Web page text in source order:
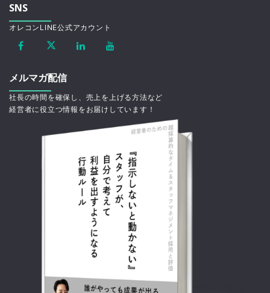
SNS
オレコンLINE公式アカウント
メルマガ配信
社長の時間を確保し、売上を上げる方法など
経営者に役立つ情報をお届けしています！